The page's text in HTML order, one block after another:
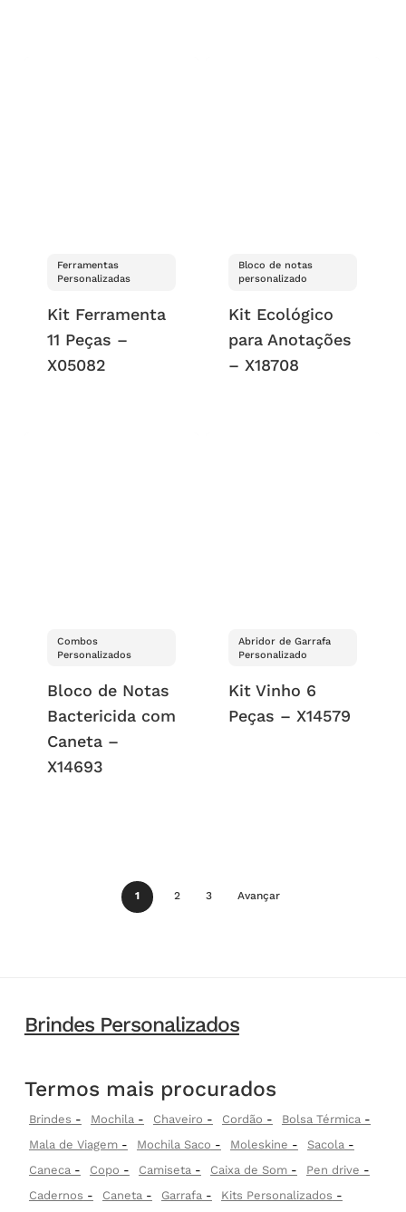
Ferramentas
Personalizadas
Kit Ferramenta
11 Peças –
X05082
Bloco de notas
personalizado
Kit Ecológico
para Anotações
– X18708
Combos
Personalizados
Bloco de Notas
Bactericida com
Caneta –
X14693
Abridor de Garrafa
Personalizado
Kit Vinho 6
Peças – X14579
1 2 3 Avançar
Brindes Personalizados
Termos mais procurados
Brindes Mochila Chaveiro Cordão
Bolsa Térmica
Mala de Viagem
Mochila Saco Moleskine
Sacola
Caneca
Copo Camiseta Caixa de Som
Pen drive
Cadernos
Caneta Garrafa
Kits Personalizados